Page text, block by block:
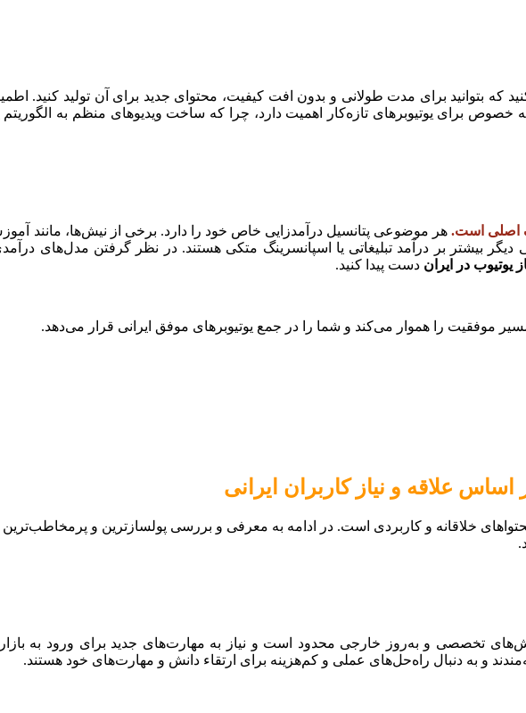
که بتوانید برای مدت طولانی و بدون افت کیفیت، محتوای جدید برای آن تولید کنید.
خصوص برای یوتیوبرهای تازه‌کار اهمیت دارد، چرا که ساخت ویدیوهای منظم به
اصلی است.هر موضوعی پتانسیل درآمدزایی خاص خود را دارد. برخی از نیش‌ها، مانند
بیشتر بر درآمد تبلیغاتی یا اسپانسرینگ متکی هستند. در نظر گرفتن مدل‌های
یوتیوب در ایران دست پیدا کنید.
موفقیت را هموار می‌کند و شما را در جمع یوتیوبرهای موفق ایرانی قرار می‌دهد.
علاقه و نیاز کاربران ایرانی
خلاقانه و کاربردی است. در ادامه به معرفی و بررسی پولسازترین و
تخصصی و به‌روز خارجی محدود است و نیاز به مهارت‌های جدید برای ورود به بازار
و به دنبال راه‌حل‌های عملی و کم‌هزینه برای ارتقاء دانش و مهارت‌های خود هستند.